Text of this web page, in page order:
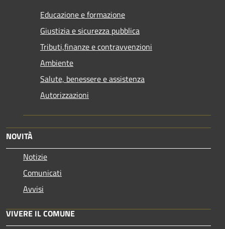
Educazione e formazione
Giustizia e sicurezza pubblica
Tributi,finanze e contravvenzioni
Ambiente
Salute, benessere e assistenza
Autorizzazioni
NOVITÀ
Notizie
Comunicati
Avvisi
VIVERE IL COMUNE